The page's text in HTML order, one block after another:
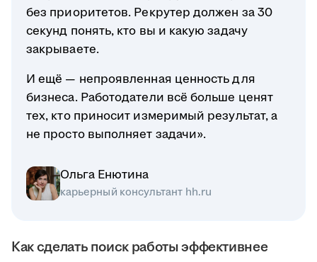
без приоритетов. Рекрутер должен за 30
секунд понять, кто вы и какую задачу
закрываете.
И ещё — непроявленная ценность для
бизнеса. Работодатели всё больше ценят
тех, кто приносит измеримый результат, а
не просто выполняет задачи».
Ольга Енютина
карьерный консультант hh.ru
Как сделать поиск работы эффективнее